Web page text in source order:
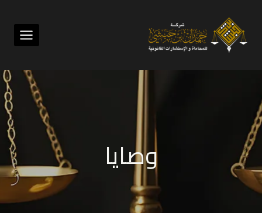
المحتوى
وصايا